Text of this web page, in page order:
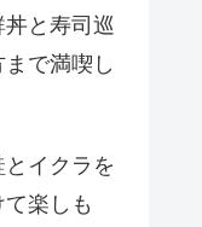
と寿司巡
で満喫し
イクラを
楽しも